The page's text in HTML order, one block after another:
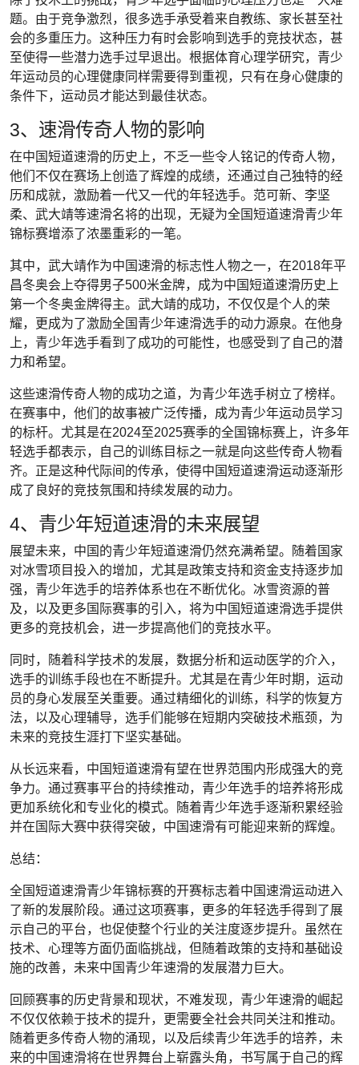
题。由于竞争激烈，很多选手承受着来自教练、家长甚至社
会的多重压力。这种压力有时会影响到选手的竞技状态，甚
至使得一些潜力选手过早退出。根据体育心理学研究，青少
年运动员的心理健康同样需要得到重视，只有在身心健康的
条件下，运动员才能达到最佳状态。
3、速滑传奇人物的影响
在中国短道速滑的历史上，不乏一些令人铭记的传奇人物，
他们不仅在赛场上创造了辉煌的成绩，还通过自己独特的经
历和成就，激励着一代又一代的年轻选手。范可新、李坚
柔、武大靖等速滑名将的出现，无疑为全国短道速滑青少年
锦标赛增添了浓墨重彩的一笔。
其中，武大靖作为中国速滑的标志性人物之一，在2018年平
昌冬奥会上夺得男子500米金牌，成为中国短道速滑历史上
第一个冬奥金牌得主。武大靖的成功，不仅仅是个人的荣
耀，更成为了激励全国青少年速滑选手的动力源泉。在他身
上，青少年选手看到了成功的可能性，也感受到了自己的潜
力和希望。
这些速滑传奇人物的成功之道，为青少年选手树立了榜样。
在赛事中，他们的故事被广泛传播，成为青少年运动员学习
的标杆。尤其是在2024至2025赛季的全国锦标赛上，许多年
轻选手都表示，自己的训练目标之一就是向这些传奇人物看
齐。正是这种代际间的传承，使得中国短道速滑运动逐渐形
成了良好的竞技氛围和持续发展的动力。
4、青少年短道速滑的未来展望
展望未来，中国的青少年短道速滑仍然充满希望。随着国家
对冰雪项目投入的增加，尤其是政策支持和资金支持逐步加
强，青少年选手的培养体系也在不断优化。冰雪资源的普
及，以及更多国际赛事的引入，将为中国短道速滑选手提供
更多的竞技机会，进一步提高他们的竞技水平。
同时，随着科学技术的发展，数据分析和运动医学的介入，
选手的训练手段也在不断提升。尤其是在青少年时期，运动
员的身心发展至关重要。通过精细化的训练，科学的恢复方
法，以及心理辅导，选手们能够在短期内突破技术瓶颈，为
未来的竞技生涯打下坚实基础。
从长远来看，中国短道速滑有望在世界范围内形成强大的竞
争力。通过赛事平台的持续推动，青少年选手的培养将形成
更加系统化和专业化的模式。随着青少年选手逐渐积累经验
并在国际大赛中获得突破，中国速滑有可能迎来新的辉煌。
总结：
全国短道速滑青少年锦标赛的开赛标志着中国速滑运动进入
了新的发展阶段。通过这项赛事，更多的年轻选手得到了展
示自己的平台，也促使整个行业的关注度逐步提升。虽然在
技术、心理等方面仍面临挑战，但随着政策的支持和基础设
施的改善，未来中国青少年速滑的发展潜力巨大。
回顾赛事的历史背景和现状，不难发现，青少年速滑的崛起
不仅仅依赖于技术的提升，更需要全社会共同关注和推动。
随着更多传奇人物的涌现，以及后续青少年选手的培养，未
来的中国速滑将在世界舞台上崭露头角，书写属于自己的辉